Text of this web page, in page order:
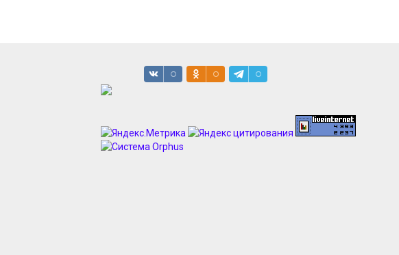
скорость
программу ремонта на 54%